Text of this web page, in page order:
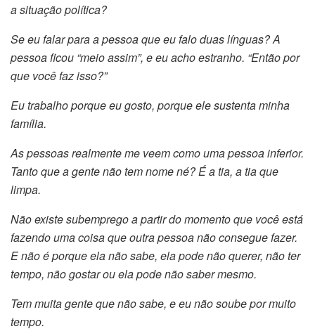
a situação política?
Se eu falar para a pessoa que eu falo duas línguas? A
pessoa ficou “meio assim”, e eu acho estranho. “Então por
que você faz isso?”
Eu trabalho porque eu gosto, porque ele sustenta minha
família.
As pessoas realmente me veem como uma pessoa inferior.
Tanto que a gente não tem nome né? É a tia, a tia que
limpa.
Não existe subemprego a partir do momento que você está
fazendo uma coisa que outra pessoa não consegue fazer.
E não é porque ela não sabe, ela pode não querer, não ter
tempo, não gostar ou ela pode não saber mesmo.
Tem muita gente que não sabe, e eu não soube por muito
tempo.